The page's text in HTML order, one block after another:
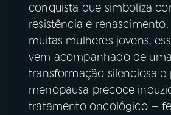
08FESTIVAL DE MÚSICA
ACOMPANHE A RÁDIO NACIONAL
YouTube
Instagram X
conquista que simboliza
resistência e renascimento.
muitas mulheres jovens,
vem acompanhado de uma
transformação silenciosa e
menopausa precoce
tratamento oncológico —